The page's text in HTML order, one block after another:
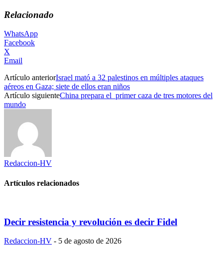
Relacionado
WhatsApp
Facebook
X
Email
Artículo anteriorIsrael mató a 32 palestinos en múltiples ataques
aéreos en Gaza; siete de ellos eran niños
Artículo siguienteChina prepara el primer caza de tres motores del
mundo
Redaccion-HV
Artículos relacionados
Decir resistencia y revolución es decir Fidel
Redaccion-HV - 5 de agosto de 2026